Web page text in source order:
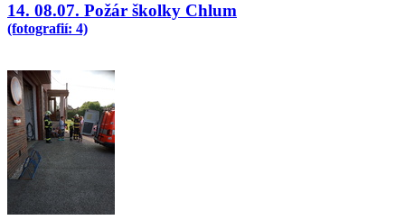
14. 08.07. Požár školky Chlum
(fotografií: 4)